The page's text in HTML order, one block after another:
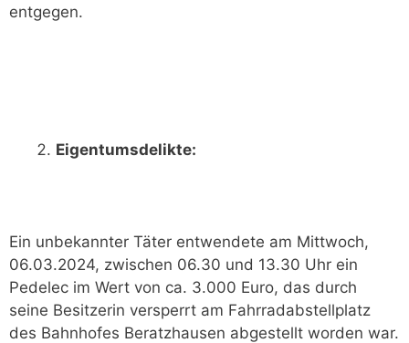
entgegen.
Eigentumsdelikte:
Ein unbekannter Täter entwendete am Mittwoch,
06.03.2024, zwischen 06.30 und 13.30 Uhr ein
Pedelec im Wert von ca. 3.000 Euro, das durch
seine Besitzerin versperrt am Fahrradabstellplatz
des Bahnhofes Beratzhausen abgestellt worden war.